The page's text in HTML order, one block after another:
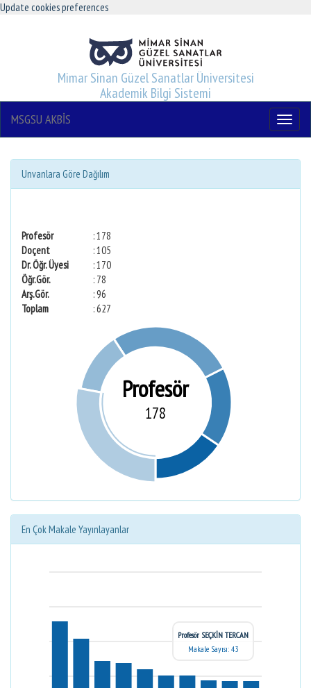
Update cookies preferences
Mimar Sinan Güzel Sanatlar Üniversitesi
Akademik Bilgi Sistemi
Menu
MSGSU AKBİS
Unvanlara Göre Dağılım
Profesör
: 178
Doçent
: 105
Dr. Öğr. Üyesi
: 170
Öğr.Gör.
: 78
Arş.Gör.
: 96
Toplam
: 627
Profesör
178
En Çok Makale Yayınlayanlar
Profesör SEÇKİN TERCAN
Makale Sayısı: 43